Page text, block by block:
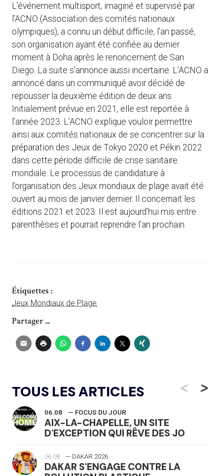
L’événement multisport, imaginé et supervisé par
l’ACNO (Association des comités nationaux
olympiques), a connu un début difficile, l’an passé,
son organisation ayant été confiée au dernier
moment à Doha après le renoncement de San
Diego. La suite s’annonce aussi incertaine. L’ACNO a
annoncé dans un communiqué avoir décidé de
repousser la deuxième édition de deux ans.
Initialement prévue en 2021, elle est reportée à
l’année 2023. L’ACNO explique vouloir permettre
ainsi aux comités nationaux de se concentrer sur la
préparation des Jeux de Tokyo 2020 et Pékin 2022
dans cette période difficile de crise sanitaire
mondiale. Le processus de candidature à
l’organisation des Jeux mondiaux de plage avait été
ouvert au mois de janvier dernier. Il concernait les
éditions 2021 et 2023. Il est aujourd’hui mis entre
parenthèses et pourrait reprendre l’an prochain.
Étiquettes :
Jeux Mondiaux de Plage
Partager ...
TOUS LES ARTICLES <
06.08 — FOCUS DU JOUR
AIX-LA-CHAPELLE, UN SITE
D'EXCEPTION QUI RÊVE DES JO
06.08 — DAKAR 2026
DAKAR S'ENGAGE CONTRE LA
>